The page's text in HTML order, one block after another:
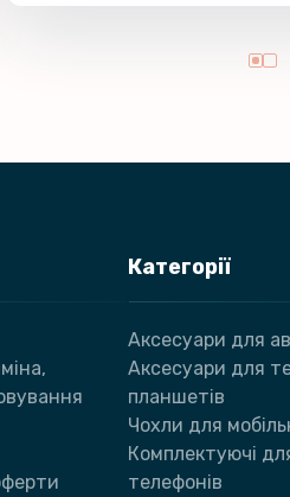
Категорії
Аксесуари для
Аксесуари для
планшетів
Чохли для
Комплектуючі
телефонів